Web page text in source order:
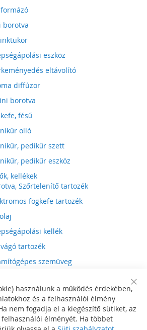
borotva
eszköz
eltávolító
diffúzor
borotva
fésű
olló
pedikűr szett
pedikűr eszköz
kellékek
Szőrtelenítő tartozék
fogkefe tartozék
kellék
tartozék
szemüveg
kiegészítő
BluRay lejátszó
Bar
használunk a működés érdekében,
és a felhasználói élmény
nem fogadja el a kiegészítő sütiket, az
élményét. Ha többet